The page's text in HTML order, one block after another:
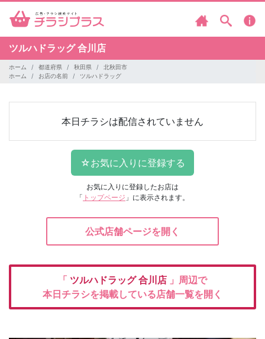
ツルハドラッグ合川店
ホーム 都道府県 秋田県
北秋田市
ホーム
お店の名前 ツルハドラッグ
本日チラシは配信されていません
お気に入りに登録したお店は
「 トップページ 」に表示されます。
公式店舗ページを開く
「 ツルハドラッグ合川店 」周辺で
本日チラシを掲載している店舗一覧を開く